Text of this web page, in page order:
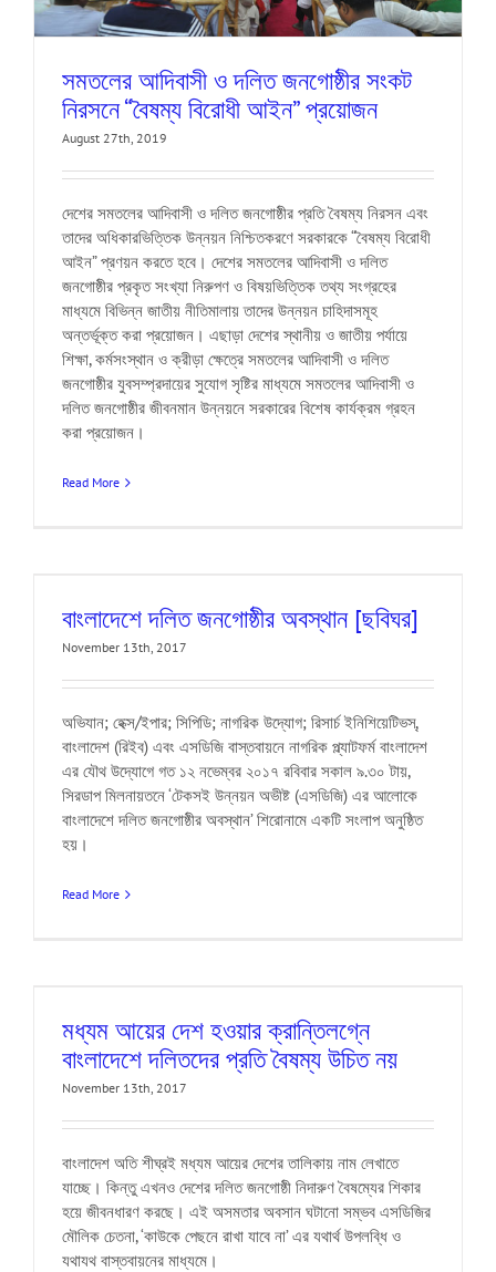
সমতলের আদিবাসী ও দলিত জনগোষ্ঠীর সংকট
নিরসনে “বৈষম্য বিরোধী আইন” প্রয়োজন
August 27th, 2019
দেশের সমতলের আদিবাসী ও দলিত জনগোষ্ঠীর প্রতি বৈষম্য নিরসন এবং
তাদের অধিকারভিত্তিক উন্নয়ন নিশ্চিতকরণে সরকারকে “বৈষম্য বিরোধী
আইন” প্রণয়ন করতে হবে। দেশের সমতলের আদিবাসী ও দলিত
জনগোষ্ঠীর প্রকৃত সংখ্যা নিরুপণ ও বিষয়ভিত্তিক তথ্য সংগ্রহের
মাধ্যমে বিভিন্ন জাতীয় নীতিমালায় তাদের উন্নয়ন চাহিদাসমূহ
অন্তর্ভূক্ত করা প্রয়োজন। এছাড়া দেশের স্থানীয় ও জাতীয় পর্যায়ে
শিক্ষা, কর্মসংস্থান ও ক্রীড়া ক্ষেত্রে সমতলের আদিবাসী ও দলিত
জনগোষ্ঠীর যুবসম্প্রদায়ের সুযোগ সৃষ্টির মাধ্যমে সমতলের আদিবাসী ও
দলিত জনগোষ্ঠীর জীবনমান উন্নয়নে সরকারের বিশেষ কার্যক্রম গ্রহন
করা প্রয়োজন।
Read More
বাংলাদেশে দলিত জনগোষ্ঠীর অবস্থান [ছবিঘর]
November 13th, 2017
অভিযান; হেক্স/ইপার; সিপিডি; নাগরিক উদ্যোগ; রিসার্চ ইনিশিয়েটিভস্,
বাংলাদেশ (রিইব) এবং এসডিজি বাস্তবায়নে নাগরিক প্ল্যাটফর্ম বাংলাদেশ
এর যৌথ উদ্যোগে গত ১২ নভেম্বর ২০১৭ রবিবার সকাল ৯.৩০ টায়,
সিরডাপ মিলনায়তনে ‘টেকসই উন্নয়ন অভীষ্ট (এসডিজি) এর আলোকে
বাংলাদেশে দলিত জনগোষ্ঠীর অবস্থান’ শিরোনামে একটি সংলাপ অনুষ্ঠিত
হয়।
Read More
মধ্যম আয়ের দেশ হওয়ার ক্রান্তিলগ্নে
বাংলাদেশে দলিতদের প্রতি বৈষম্য উচিত নয়
November 13th, 2017
বাংলাদেশ অতি শীঘ্রই মধ্যম আয়ের দেশের তালিকায় নাম লেখাতে
যাচ্ছে। কিন্তু এখনও দেশের দলিত জনগোষ্ঠী নিদারুণ বৈষম্যের শিকার
হয়ে জীবনধারণ করছে। এই অসমতার অবসান ঘটানো সম্ভব এসডিজির
মৌলিক চেতনা, ‘কাউকে পেছনে রাখা যাবে না’ এর যথার্থ উপলব্ধি ও
যথাযথ বাস্তবায়নের মাধ্যমে।